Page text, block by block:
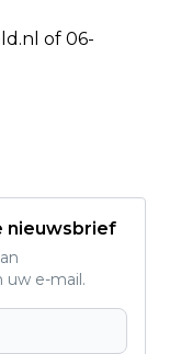
of 06-
nieuwsbrief
uw e-mail.